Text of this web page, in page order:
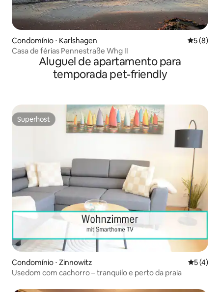
Condomínio ⋅ Karlshagen 5 de
5 (8)
Casa de férias Pennestraße Whg II
Aluguel de apartamento para
temporada pet-friendly
Superhost
Superhost
Condomínio ⋅ Zinnowitz 5 de
5 (4)
Usedom com cachorro – tranquilo e perto da praia